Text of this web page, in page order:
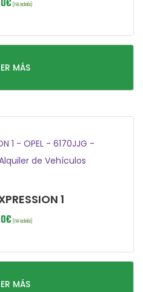
€ (IVA incluido)
MÁS
1
€ (IVA incluido)
MÁS